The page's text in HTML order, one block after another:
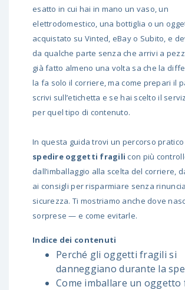
esatto in cui hai in mano un vaso, un
elettrodomestico, una bottiglia o un
acquistato su Vinted, eBay o Subito, e
da qualche parte senza che arrivi a
già fatto almeno una volta sa che la
la fa solo il corriere, ma come prepari il
scrivi sull’etichetta e se hai scelto il
per quel tipo di contenuto.
In questa guida trovi un percorso
spedire oggetti fragili con più
dall’imballaggio alla scelta del corriere,
ai consigli per risparmiare senza
sicurezza. Ti mostriamo anche dove
sorprese — e come evitarle.
Indice dei contenuti
Perché gli oggetti fragili si
danneggiano durante la
Come imballare un oggetto